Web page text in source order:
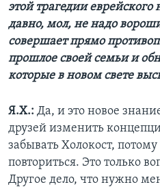
этой трагедии еврейского
давно, мол, не надо
совершает прямо
прошлое своей семьи и
которые в новом свете
Я.Х.: Да, и это новое
друзей изменить
забывать Холокост,
повториться. Это только
Другое дело, что нужно